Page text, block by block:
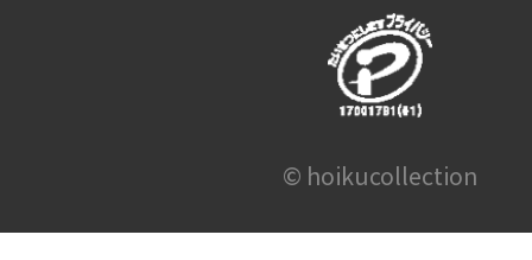
© hoikucollection